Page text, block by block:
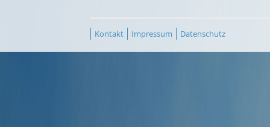
Kontakt Impressum Datenschutz